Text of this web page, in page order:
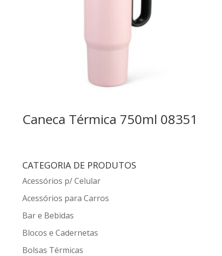
Caneca Térmica 750ml 08351
CATEGORIA DE PRODUTOS
Acessórios p/ Celular
Acessórios para Carros
Bar e Bebidas
Blocos e Cadernetas
Bolsas Térmicas